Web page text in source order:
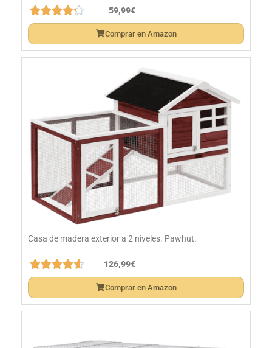
 59,99€
Comprar en Amazon
Casa de madera exterior a 2 niveles. Pawhut.
 126,99€
Comprar en Amazon